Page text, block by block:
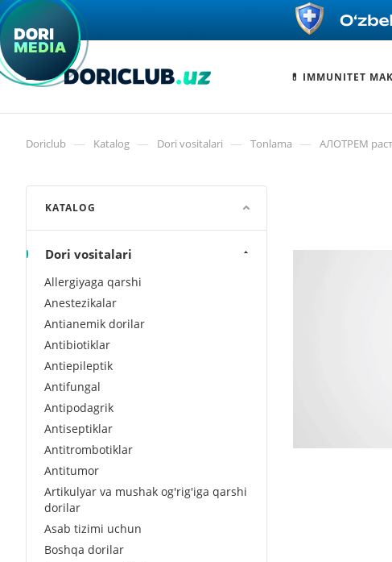
💊 IMMUNITET
Doriclub — Katalog — Dori vositalari — Tonlama — АЛОТРЕМ
KATALOG
Dori vositalari
Allergiyaga qarshi
Anestezikalar
Antianemik dorilar
Antibiotiklar
Antiepileptik
Antifungal
Antipodagrik
Antiseptiklar
Antitrombotiklar
Antitumor
Artikulyar va mushak og'rig'iga qarshi
dorilar
Asab tizimi uchun
Boshqa dorilar